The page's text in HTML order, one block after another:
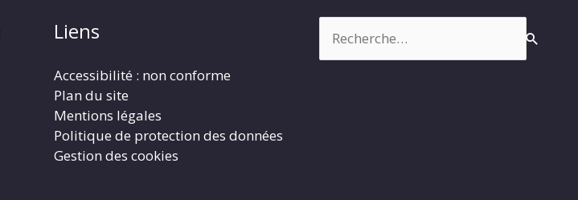
Liens
Accessibilité : non conforme
Plan du site
Mentions légales
Politique de protection des données
Gestion des cookies